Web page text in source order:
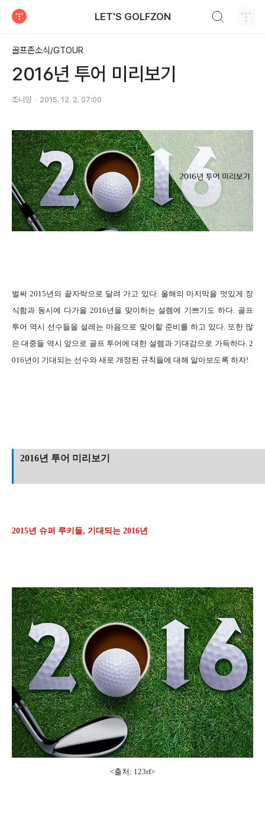
LET'S GOLFZON
골프존소식/GTOUR
2016년 투어 미리보기
조니양 2015. 12. 2. 07:00
벌써 2015년의 끝자락으로 달려 가고 있다. 올해의 마지막을 멋있게 장
식함과 동시에 다가올 2016년을 맞이하는 설렘에 기쁘기도 하다. 골프
투어 역시 선수들을 설레는 마음으로 맞이할 준비를 하고 있다. 또한 많
은 대중들 역시 앞으로 골프 투어에 대한 설렘과 기대감으로 가득하다. 2
016년이 기대되는 선수와 새로 개정된 규칙들에 대해 알아보도록 하자!
2016년 투어 미리보기
2015년 슈퍼 루키들, 기대되는 2016년
<출처: 123rf>